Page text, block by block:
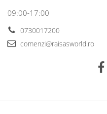
09:00-17:00
0730017200
comenzi@raisasworld.ro